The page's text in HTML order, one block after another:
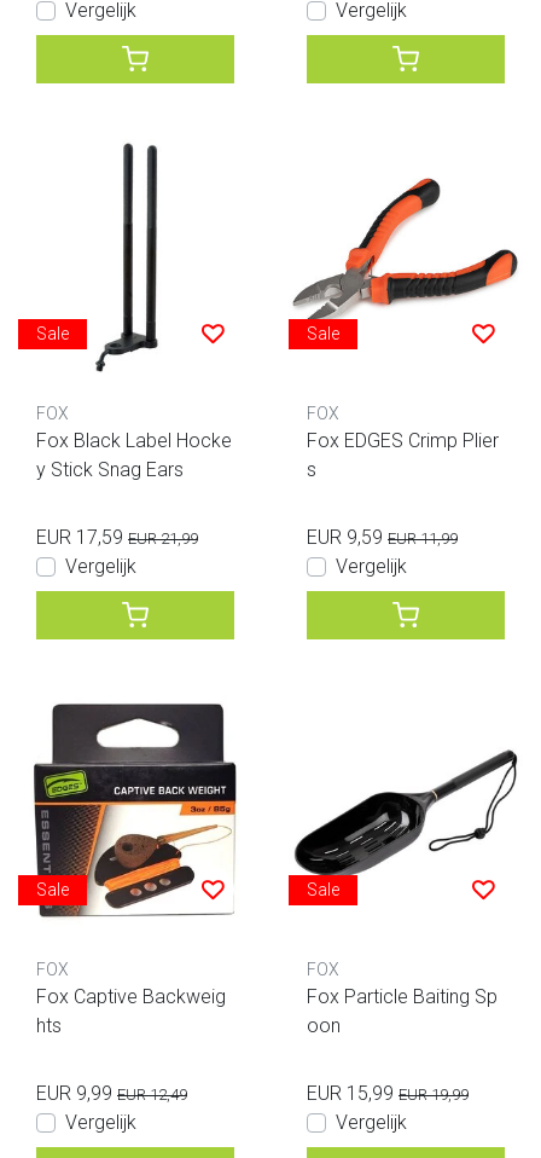
Vergelijk Vergelijk
Sale
FOX
Fox Black Label Hocke
y Stick Snag Ears
EUR 17,59 EUR 21,99
Vergelijk
Sale
FOX
Fox EDGES Crimp Plier
s
EUR 9,59 EUR 11,99
Vergelijk
Sale
FOX
Fox Captive Backweig
hts
EUR 9,99 EUR 12,49
Vergelijk
Sale
FOX
Fox Particle Baiting Sp
oon
EUR 15,99 EUR 19,99
Vergelijk